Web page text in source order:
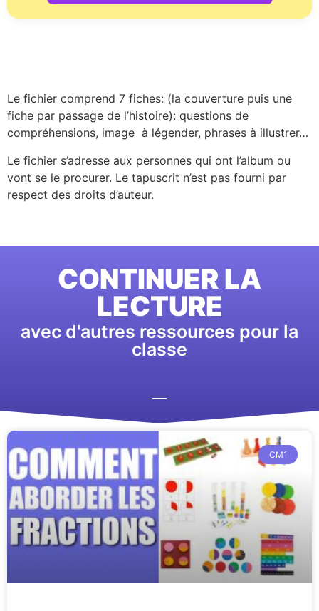
Le fichier comprend 7 fiches: (la couverture puis une
fiche par passage de l’histoire): questions de
compréhensions, image à légender, phrases à illustrer…
Le fichier s’adresse aux personnes qui ont l’album ou
vont se le procurer. Le tapuscrit n’est pas fourni par
respect des droits d’auteur.
CONTINUER LA
LECTURE
avec d'autres ressources pour la
classe
CM1